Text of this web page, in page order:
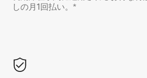
しの月1回払い。*